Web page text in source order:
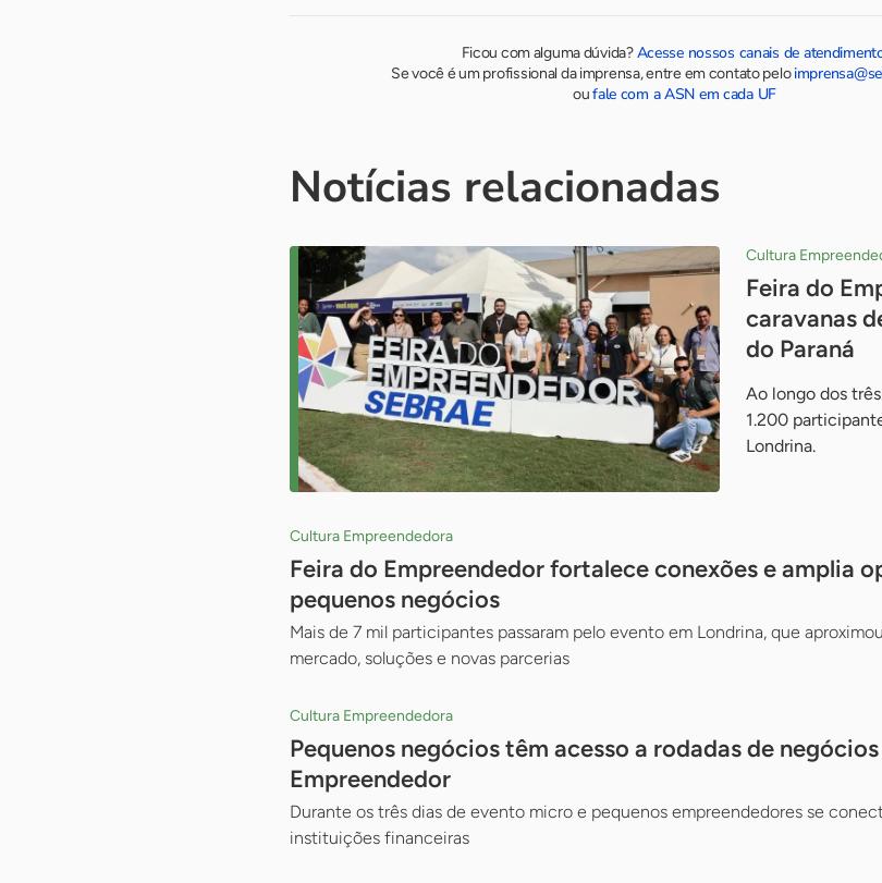
Ficou com alguma dúvida?Acesse nossos canais de
Se você é um profissional da imprensa, entre em contato pelo
oufale com a ASN em cada UF
Notícias relacionadas
Cultura
Feira do
caravanas
do Paraná
Ao longo dos
1.200
Londrina.
Cultura Empreendedora
Feira do Empreendedor fortalece conexões e amplia
pequenos negócios
Mais de 7 mil participantes passaram pelo evento em Londrina, que
mercado, soluções e novas parcerias
Cultura Empreendedora
Pequenos negócios têm acesso a rodadas de
Empreendedor
Durante os três dias de evento micro e pequenos empreendedores se
instituições financeiras